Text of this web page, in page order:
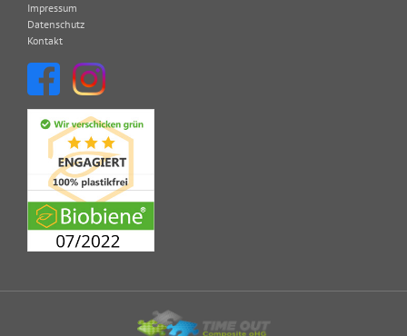
Impressum
Datenschutz
Kontakt